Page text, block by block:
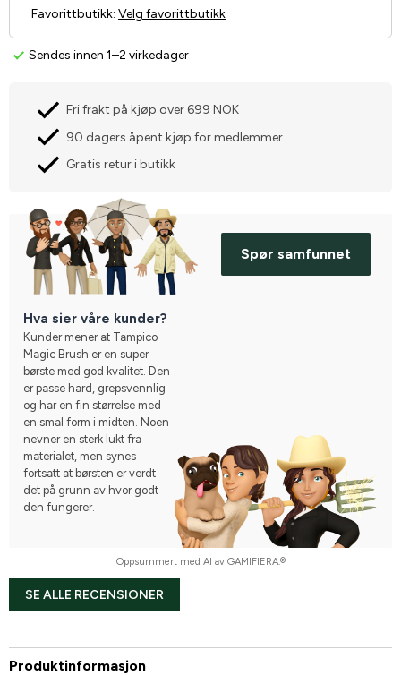
Sendes innen 1–2 virkedager
Favorittbutikk: Velg favorittbutikk
Fri frakt på kjøp over 699 NOK
90 dagers åpent kjøp for medlemmer
Gratis retur i butikk
Spør samfunnet
Hva sier våre kunder?
Kunder mener at Tampico
Magic Brush er en super
børste med god kvalitet. Den
er passe hard, grepsvennlig
og har en fin størrelse med
en smal form i midten. Noen
nevner en sterk lukt fra
materialet, men synes
fortsatt at børsten er verdt
det på grunn av hvor godt
den fungerer.
Oppsummert med AI av GAMIFIERA.®
SE ALLE RECENSIONER
Produktinformasjon